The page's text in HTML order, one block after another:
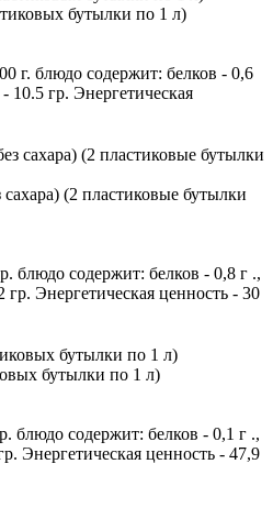
бутылки по 1 л)
г. блюдо содержит: белков - 0,6
10.5 гр. Энергетическая
(2 пластиковые бутылки
блюдо содержит: белков - 0,8 г .,
гр. Энергетическая ценность - 30
бутылки по 1 л)
блюдо содержит: белков - 0,1 г .,
Энергетическая ценность - 47,9